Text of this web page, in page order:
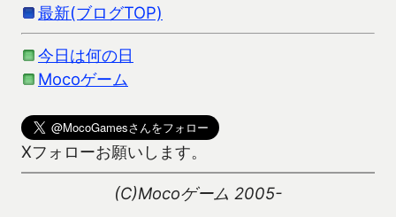
最新(ブログTOP)
今日は何の日
Mocoゲーム
Xフォローお願いします。
(C)Mocoゲーム 2005-